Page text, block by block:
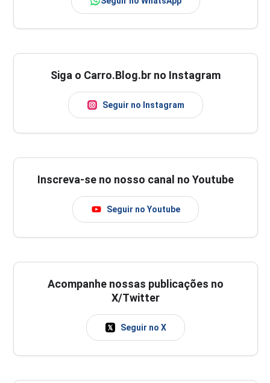
Siga o Carro.Blog.br no Instagram
Seguir no Instagram
Inscreva-se no nosso canal no Youtube
Seguir no Youtube
Acompanhe nossas publicações no
X/Twitter
Seguir no X